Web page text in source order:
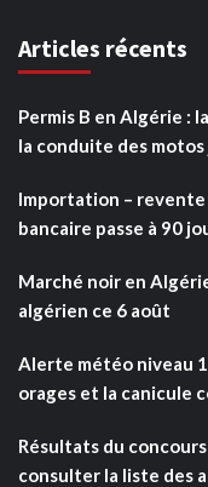
Articles récents
Permis B en Algérie :
la conduite des motos
Importation – revente
bancaire passe à 90
Marché noir en
algérien ce 6 août
Alerte météo niveau
orages et la canicule
Résultats du
consulter la liste des